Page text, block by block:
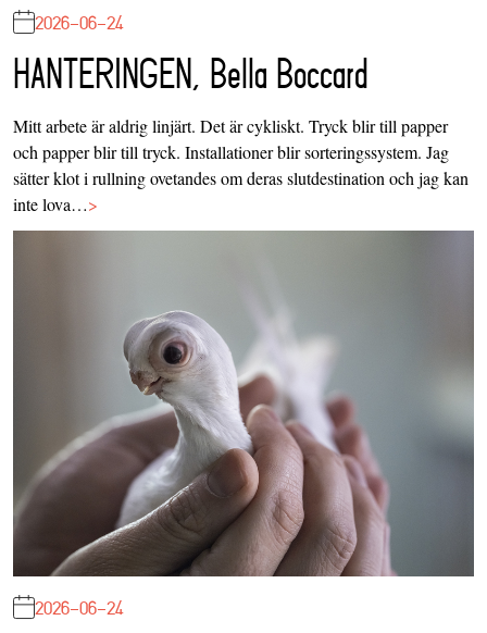
2026-06-24
HANTERINGEN, Bella Boccard
Mitt arbete är aldrig linjärt. Det är cykliskt. Tryck blir till papper
och papper blir till tryck. Installationer blir sorteringssystem. Jag
sätter klot i rullning ovetandes om deras slutdestination och jag kan
inte lova…>
2026-06-24